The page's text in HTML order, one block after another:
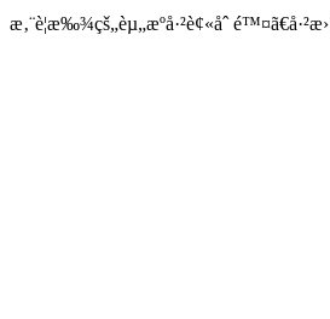
æ‚¨è¦æ‰¾çš„èµ„æºå·²è¢«åˆ